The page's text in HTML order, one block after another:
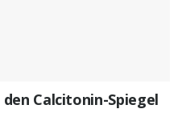
Calcitonin-Spiegel